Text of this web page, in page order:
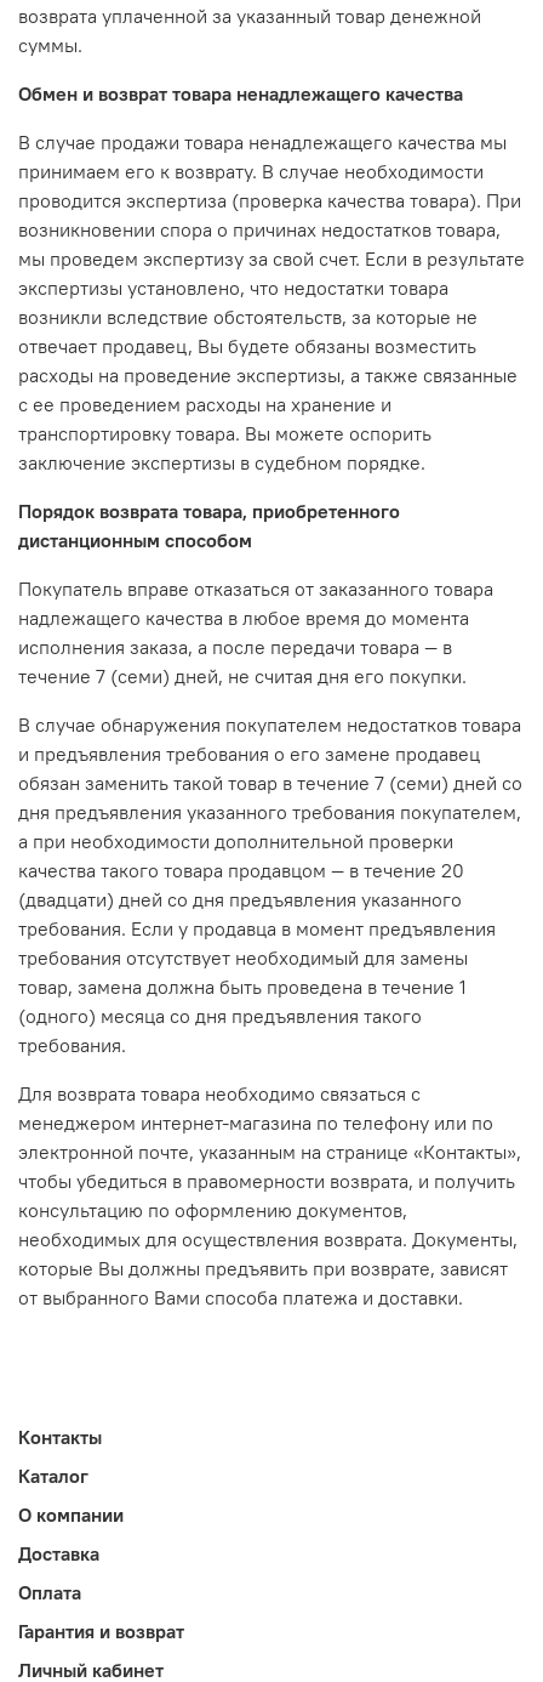
возврата уплаченной за указанный товар денежной
суммы.
Обмен и возврат товара ненадлежащего качества
В случае продажи товара ненадлежащего качества мы
принимаем его к возврату. В случае необходимости
проводится экспертиза (проверка качества товара). При
возникновении спора о причинах недостатков товара,
мы проведем экспертизу за свой счет. Если в результате
экспертизы установлено, что недостатки товара
возникли вследствие обстоятельств, за которые не
отвечает продавец, Вы будете обязаны возместить
расходы на проведение экспертизы, а также связанные
с ее проведением расходы на хранение и
транспортировку товара. Вы можете оспорить
заключение экспертизы в судебном порядке.
Порядок возврата товара, приобретенного
дистанционным способом
Покупатель вправе отказаться от заказанного товара
надлежащего качества в любое время до момента
исполнения заказа, а после передачи товара — в
течение 7 (семи) дней, не считая дня его покупки.
В случае обнаружения покупателем недостатков товара
и предъявления требования о его замене продавец
обязан заменить такой товар в течение 7 (семи) дней со
дня предъявления указанного требования покупателем,
а при необходимости дополнительной проверки
качества такого товара продавцом — в течение 20
(двадцати) дней со дня предъявления указанного
требования. Если у продавца в момент предъявления
требования отсутствует необходимый для замены
товар, замена должна быть проведена в течение 1
(одного) месяца со дня предъявления такого
требования.
Для возврата товара необходимо связаться с
менеджером интернет-магазина по телефону или по
электронной почте, указанным на странице «Контакты»,
чтобы убедиться в правомерности возврата, и получить
консультацию по оформлению документов,
необходимых для осуществления возврата. Документы,
которые Вы должны предъявить при возврате, зависят
от выбранного Вами способа платежа и доставки.
Контакты
Каталог
О компании
Доставка
Оплата
Гарантия и возврат
Личный кабинет